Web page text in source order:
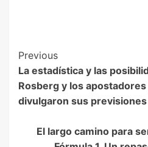
Previous
La estadística y las
Rosberg y los
divulgaron sus previsiones
El largo camino para